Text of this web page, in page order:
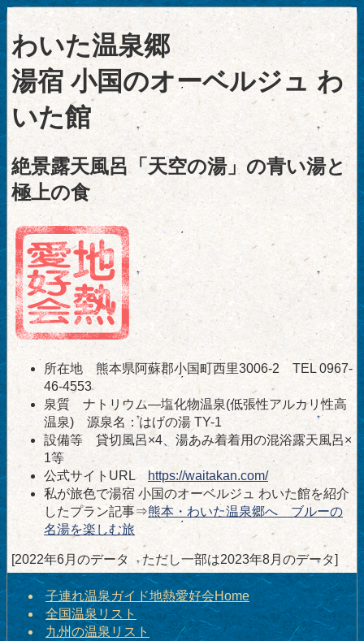
わいた温泉郷
湯宿 小国のオーベルジュ わ
いた館
絶景露天風呂「天空の湯」の青い湯と
極上の食
所在地 熊本県阿蘇郡小国町西里3006-2 TEL 0967-
46-4553
泉質 ナトリウム―塩化物温泉(低張性アルカリ性高
温泉) 源泉名：はげの湯 TY-1
設備等 貸切風呂×4、湯あみ着着用の混浴露天風呂×
1等
公式サイトURL https://waitakan.com/
私が旅色で湯宿 小国のオーベルジュ わいた館を紹介
したプラン記事⇒熊本・わいた温泉郷へ ブルーの
名湯を楽しむ旅
[2022年6月のデータ ただし一部は2023年8月のデータ]
子連れ温泉ガイド地熱愛好会Home
全国温泉リスト
九州の温泉リスト